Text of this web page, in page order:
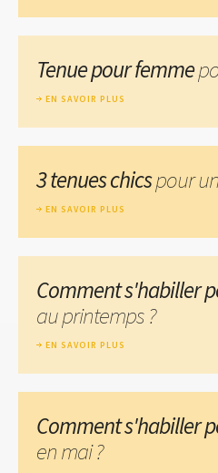
Tenue pour femme
EN SAVOIR PLUS
3 tenues chicspour
EN SAVOIR PLUS
Comment s'habiller
au printemps ?
EN SAVOIR PLUS
Comment s'habiller
en mai ?